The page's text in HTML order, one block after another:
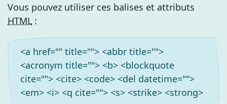
Vous pouvez utiliser ces balises et attributs
HTML :
<a href="" title=""> <abbr title="">
<acronym title=""> <b> <blockquote
cite=""> <cite> <code> <del datetime="">
<em> <i> <q cite=""> <s> <strike> <strong>